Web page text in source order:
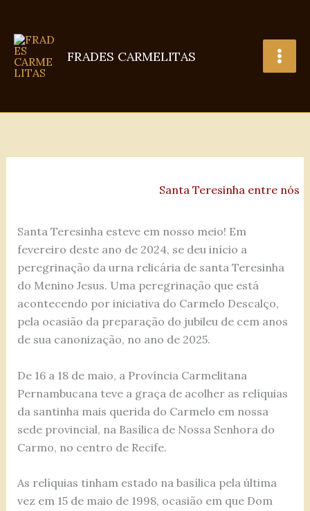
conteúdo
FRADES CARMELITAS
Santa Teresinha entre nós
Santa Teresinha esteve em nosso meio! Em
fevereiro deste ano de 2024, se deu início a
peregrinação da urna relicária de santa Teresinha
do Menino Jesus. Uma peregrinação que está
acontecendo por iniciativa do Carmelo Descalço,
pela ocasião da preparação do jubileu de cem anos
de sua canonização, no ano de 2025.
De 16 a 18 de maio, a Província Carmelitana
Pernambucana teve a graça de acolher as relíquias
da santinha mais querida do Carmelo em nossa
sede provincial, na Basílica de Nossa Senhora do
Carmo, no centro de Recife.
As relíquias tinham estado na basílica pela última
vez em 15 de maio de 1998, ocasião em que Dom